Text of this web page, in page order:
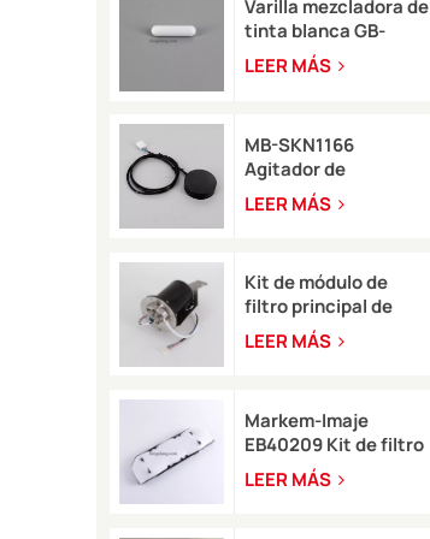
Varilla mezcladora de
tinta blanca GB-
SKN0946 8*35 para
impresora de
LEER MÁS
MB-SKN1166
Agitador de
pigmento Rottweil
para tipo M/R
LEER MÁS
Kit de módulo de
filtro principal de
tinta blanca
EB49406 con sensor
LEER MÁS
Markem-Imaje
EB40209 Kit de filtro
de aire de circuito
para impresora de
LEER MÁS